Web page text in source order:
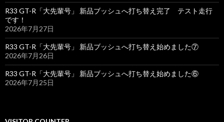
R33 GT-R「大先輩号」 新品ブッシュへ打ち替え完了 テスト走行
です！
2026年7月27日
R33 GT-R「大先輩号」 新品ブッシュへ打ち替え始めました⑦
2026年7月26日
R33 GT-R「大先輩号」 新品ブッシュへ打ち替え始めました⑥
2026年7月25日